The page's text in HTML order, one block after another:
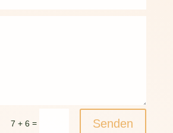
7 + 6 = Senden